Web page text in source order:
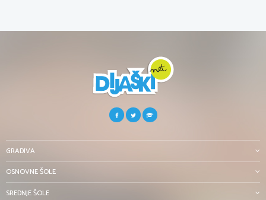
GRADIVA
OSNOVNE ŠOLE
SREDNJE ŠOLE